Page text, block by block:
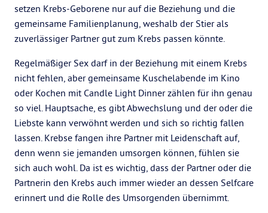
setzen Krebs-Geborene nur auf die Beziehung und die
gemeinsame Familienplanung, weshalb der Stier als
zuverlässiger Partner gut zum Krebs passen könnte.
Regelmäßiger Sex darf in der Beziehung mit einem Krebs
nicht fehlen, aber gemeinsame Kuschelabende im Kino
oder Kochen mit Candle Light Dinner zählen für ihn genau
so viel. Hauptsache, es gibt Abwechslung und der oder die
Liebste kann verwöhnt werden und sich so richtig fallen
lassen. Krebse fangen ihre Partner mit Leidenschaft auf,
denn wenn sie jemanden umsorgen können, fühlen sie
sich auch wohl. Da ist es wichtig, dass der Partner oder die
Partnerin den Krebs auch immer wieder an dessen Selfcare
erinnert und die Rolle des Umsorgenden übernimmt.